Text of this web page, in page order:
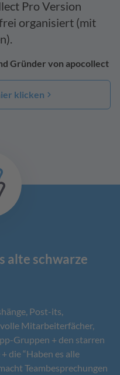
Pro Version
organisiert (mit
Gründer von apocollect
klicken
alte schwarze
Post-its,
Mitarbeiterfächer,
Gruppen + den starren
die “Haben es alle
Teambesprechungen